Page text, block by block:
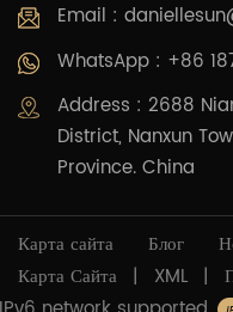
Email :
WhatsApp : +86
Address : 2688
District, Nanxun
Province. China
Карта сайта Блог
Карта Сайта | XML |